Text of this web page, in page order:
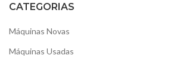
CATEGORIAS
Máquinas Novas
Máquinas Usadas